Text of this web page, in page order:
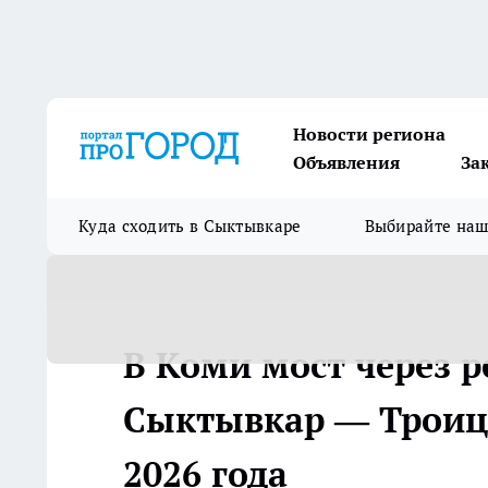
Новости региона
Объявления
Куда сходить в Сыктывкаре Выбирайте
В Коми мост через
Сыктывкар —
2026 года